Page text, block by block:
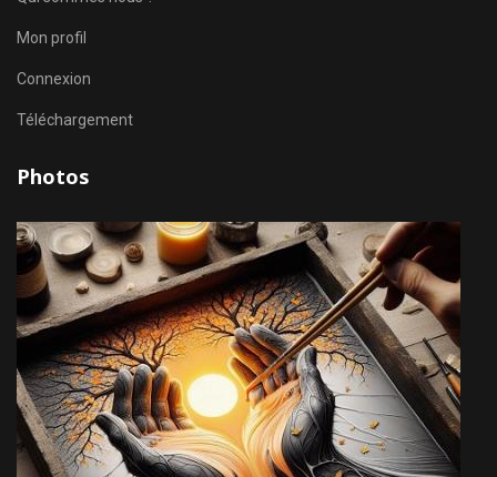
Mon profil
Connexion
Téléchargement
Photos